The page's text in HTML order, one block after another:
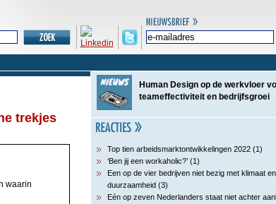
trekjes
waarin
Human Design op de werkvloer
teameffectiviteit en bedrijfsgroei
Top tien arbeidsmarktontwikkelingen 2022 (1)
‘Ben jij een workaholic?’ (1)
Een op de vier bedrijven niet bezig met klimaat en
duurzaamheid (3)
Eén op zeven Nederlanders staat niet achter